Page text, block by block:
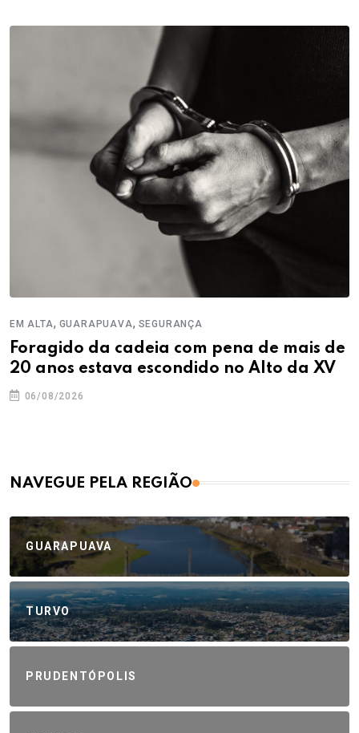
EM ALTA, GUARAPUAVA, SEGURANÇA
Foragido da cadeia com pena de mais de
20 anos estava escondido no Alto da XV
06/08/2026
NAVEGUE PELA REGIÃO
GUARAPUAVA
TURVO
PRUDENTÓPOLIS